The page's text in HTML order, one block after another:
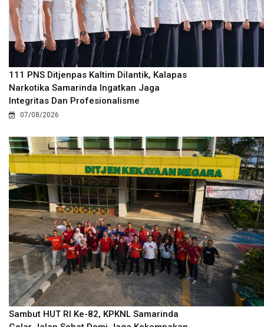
111 PNS Ditjenpas Kaltim Dilantik, Kalapas
Narkotika Samarinda Ingatkan Jaga
Integritas Dan Profesionalisme
07/08/2026
Sambut HUT RI Ke-82, KPKNL Samarinda